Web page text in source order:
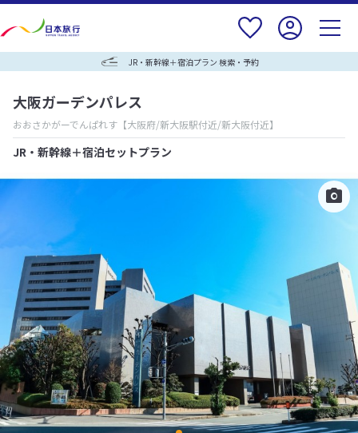
JR・新幹線＋宿泊プラン 検索・予約
大阪ガーデンパレス
おおさかがーでんぱれす 【大阪府/新大阪駅付近/新大阪付近】
JR・新幹線＋宿泊セットプラン